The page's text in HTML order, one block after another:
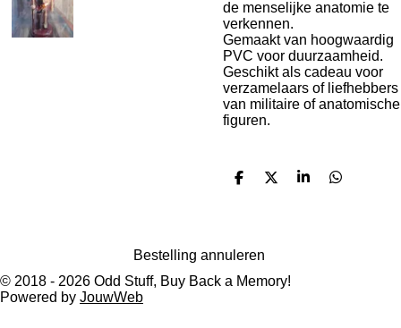
de menselijke anatomie te
verkennen.
Gemaakt van hoogwaardig
PVC voor duurzaamheid.
Geschikt als cadeau voor
verzamelaars of liefhebbers
van militaire of anatomische
figuren.
D
D
S
D
Bestelling annuleren
© 2018 - 2026 Odd Stuff, Buy Back a Memory!
Powered by JouwWeb